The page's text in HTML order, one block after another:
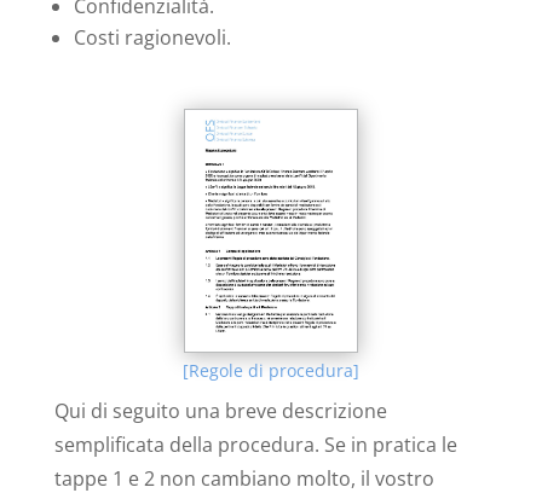
Confidenzialità.
Costi ragionevoli.
[Regole di procedura]
Qui di seguito una breve descrizione
semplificata della procedura. Se in pratica le
tappe 1 e 2 non cambiano molto, il vostro